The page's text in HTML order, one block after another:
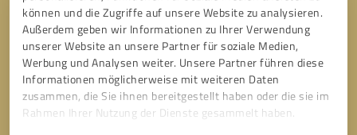
können und die Zugriffe auf unsere Website zu analysieren.
Außerdem geben wir Informationen zu Ihrer Verwendung
unserer Website an unsere Partner für soziale Medien,
Werbung und Analysen weiter. Unsere Partner führen diese
Informationen möglicherweise mit weiteren Daten
zusammen, die Sie ihnen bereitgestellt haben oder die sie im
Rahmen Ihrer Nutzung der Dienste gesammelt haben.